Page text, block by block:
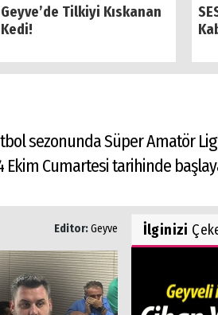
Geyve’de Tilkiyi Kıskanan
Kedi!
sezonunda Süper Amatör
Ekim Cumartesi tarihinde
Editor:Geyve İlginizi